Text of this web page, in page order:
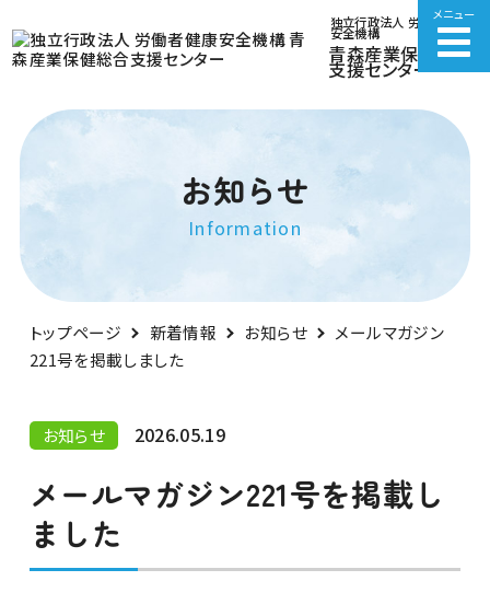
独立行政法人 労働者健康
安全機構
青森産業保健総合
支援センター
メニュー
Googlemap
お知らせ
Information
トップページ 新着情報 お知らせ
メールマガジン
221号を掲載しました
お知らせ 2026.05.19
メールマガジン221号を掲載し
ました